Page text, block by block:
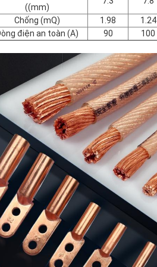
((mm)
Chống (mQ) 1.98 1.24
điện an toàn (A)
90 100